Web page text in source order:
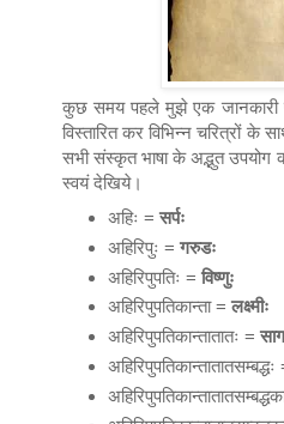
कुछ समय पहले मुझे एक जानकारी
विस्तारित कर विभिन्न चरित्रों
सभी संस्कृत भाषा के अद्भुत
स्वयं देखिये।
अहिः = सर्पः
अहिरिपुः = गरुडः
अहिरिपुपतिः = विष्णुः
अहिरिपुपतिकान्ता = लक्ष्मीः
अहिरिपुपतिकान्तातातः =
अहिरिपुपतिकान्तातातसम्बद्धः